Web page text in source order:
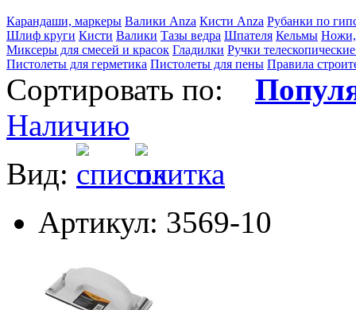
Карандаши, маркеры Валики Anza Кисти Anza Рубанки по
Шлиф круги Кисти Валики Тазы ведра Шпателя Кельмы Ножи,
Миксеры для смесей и красок Гладилки Ручки
Пистолеты для герметика Пистолеты для пены Правила
Сортировать по:
Наличию
Вид:
Артикул: 3569-10